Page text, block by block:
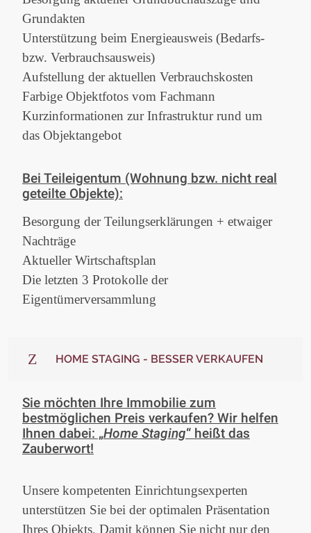
Grundakten
Unterstützung beim Energieausweis (Bedarfs-
bzw. Verbrauchsausweis)
Aufstellung der aktuellen Verbrauchskosten
Farbige Objektfotos vom Fachmann
Kurzinformationen zur Infrastruktur rund um
das Objektangebot
Bei Teileigentum (Wohnung bzw. nicht real
geteilte Objekte):
Besorgung der Teilungserklärungen + etwaiger
Nachträge
Aktueller Wirtschaftsplan
Die letzten 3 Protokolle der
Eigentümerversammlung
HOME STAGING - BESSER VERKAUFEN
Sie möchten Ihre Immobilie zum
bestmöglichen Preis verkaufen? Wir helfen
Ihnen dabei: „Home Staging“ heißt das
Zauberwort!
Unsere kompetenten Einrichtungsexperten
unterstützen Sie bei der optimalen Präsentation
Ihres Objekts. Damit können Sie nicht nur den